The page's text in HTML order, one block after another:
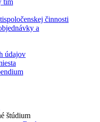
tím
činnosti
a
údajov
štúdium